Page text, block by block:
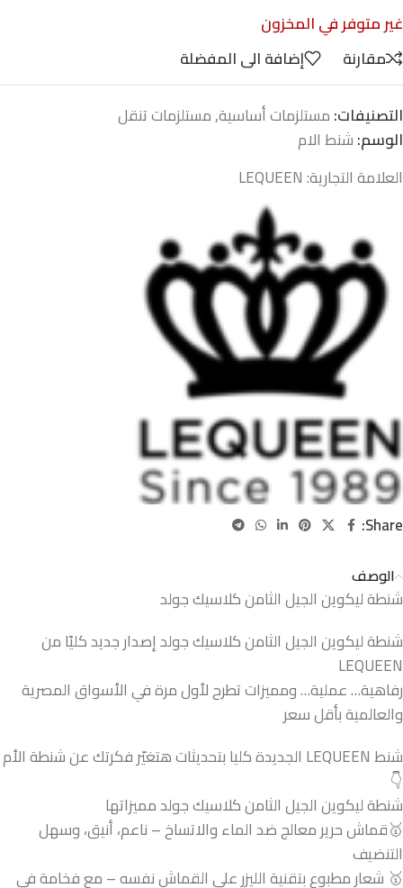
غير متوفر في المخزون
مقارنة
إضافة الى المفضلة
التصنيفات:مستلزمات أساسية,مستلزمات تنقل
الوسم:شنط الام
العلامة التجارية:LEQUEEN
Share:
الوصف
شنطة ليكوين الجيل الثامن كلاسيك جولد
شنطة ليكوين الجيل الثامن كلاسيك جولد إصدار جديد كليًا من
LEQUEEN
رفاهية… عملية… ومميزات تطرح لأول مرة في الأسواق المصرية
والعالمية بأقل سعر
شنط LEQUEEN الجديدة كليا بتحديثات هتغيّر فكرتك عن شنطة الأم
👇
شنطة ليكوين الجيل الثامن كلاسيك جولد مميزاتها
🥇قماش حرير معالج ضد الماء والاتساخ – ناعم، أنيق، وسهل
التنضيف
🥇 شعار مطبوع بتقنية الليزر على القماش نفسه – مع فخامة في